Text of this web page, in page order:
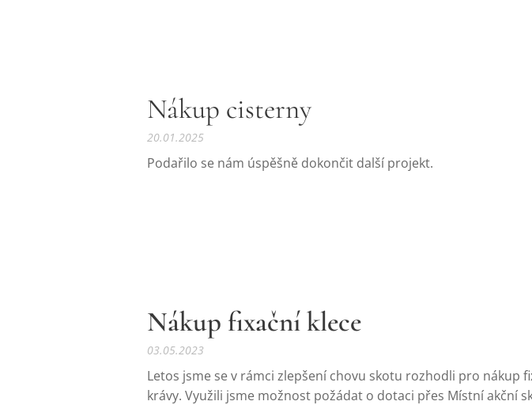
Nákup cisterny
20.01.2025
Podařilo se nám úspěšně dokončit další projekt.
Nákup fixační klece
03.05.2023
Letos jsme se v rámci zlepšení chovu skotu rozhodli pro nákup
krávy. Využili jsme možnost požádat o dotaci přes Místní akční